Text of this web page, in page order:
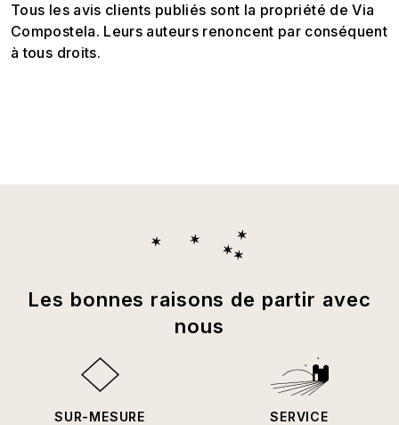
Tous les avis clients publiés sont la propriété de Via
Compostela. Leurs auteurs renoncent par conséquent
à tous droits.
Les bonnes raisons de partir avec
nous
SUR-MESURE SERVICE